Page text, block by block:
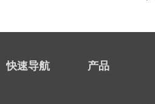
快速导航 产品